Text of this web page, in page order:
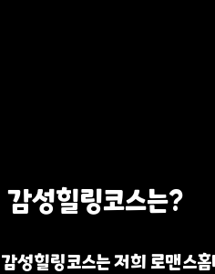
감성힐링코스는?
감성힐링코스는 저희 로맨스